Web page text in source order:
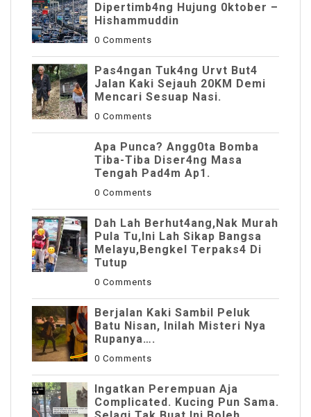
Dipertimb4ng Hujung 0ktober –
Hishammuddin
0 Comments
Pas4ngan Tuk4ng Urvt But4
JaIan Kaki Sejauh 20KM Demi
Mencari Sesuap Nasi.
0 Comments
Apa Punca? Angg0ta Bomba
Tiba-Tiba Diser4ng Masa
Tengah Pad4m Ap1.
0 Comments
Dah Lah Berhut4ang,Nak Murah
Pula Tu,Ini Lah Sikap Bangsa
Melayu,Bengkel Terpaks4 Di
Tutup
0 Comments
Berjalan Kaki Sambil Peluk
Batu Nisan, Inilah Misteri Nya
Rupanya….
0 Comments
Ingatkan Perempuan Aja
Complicated. Kucing Pun Sama.